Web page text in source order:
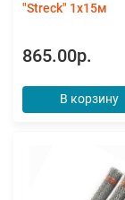
"Streck" 1х15м
865.00р.
В корзину